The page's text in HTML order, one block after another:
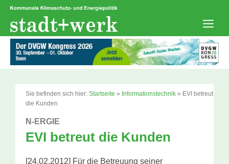
Zum
springen
Sie befinden sich hier: Startseite » Informationstechnik » EVI betreut
die Kunden
N-ERGIE
EVI betreut die Kunden
[24.02.2012] Für die Betreuung seiner